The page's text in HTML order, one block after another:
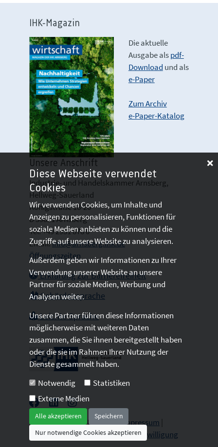
IHK-Magazin
Die aktuelle
Ausgabe alspdf-
Download und als
e-Paper
Zum Archiv
e-Paper-Katalog
Unsere Anschrift
Industrie- und Handelskammer Arnsberg,
Hellweg-Sauerland
Königstraße 18-20
D 59821 Arnsberg
Tel: +49 2931 878 0
Email:info@arnsberg.ihk.de
Öffnungszeiten
Erklärung zur Barrierefreiheit
Gebärdensprache
Leichte Sprache
2026 © All Rights Reserved.Impressum
Datenschutz|Sitemap|Cookie-Einwilligung
Diese Webseite verwendet
Cookies
Wir verwenden Cookies, um Inhalte und
Anzeigen zu personalisieren, Funktionen für
soziale Medien anbieten zu können und die
Zugriffe auf unsere Website zu analysieren.
Außerdem geben wir Informationen zu Ihrer
Verwendung unserer Website an unsere
Partner für soziale Medien, Werbung und
Analysen weiter.
Unsere Partner führen diese Informationen
möglicherweise mit weiteren Daten
zusammen, die Sie ihnen bereitgestellt haben
oder die sie im Rahmen Ihrer Nutzung der
Dienste gesammelt haben.
Notwendig
Statistiken
Externe Medien
Alle akzeptieren
Speichern
Nur notwendige Cookies akzeptieren